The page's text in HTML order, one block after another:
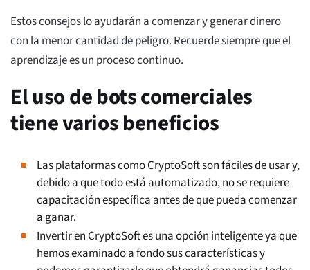
Estos consejos lo ayudarán a comenzar y generar dinero
con la menor cantidad de peligro. Recuerde siempre que el
aprendizaje es un proceso continuo.
El uso de bots comerciales
tiene varios beneficios
Las plataformas como CryptoSoft son fáciles de usar y,
debido a que todo está automatizado, no se requiere
capacitación específica antes de que pueda comenzar
a ganar.
Invertir en CryptoSoft es una opción inteligente ya que
hemos examinado a fondo sus características y